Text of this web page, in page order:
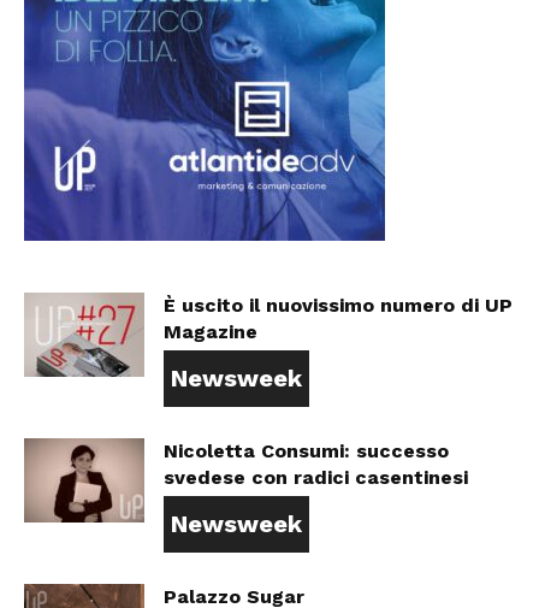
È uscito il nuovissimo numero di UP
Magazine
Newsweek
Nicoletta Consumi: successo
svedese con radici casentinesi
Newsweek
Palazzo Sugar